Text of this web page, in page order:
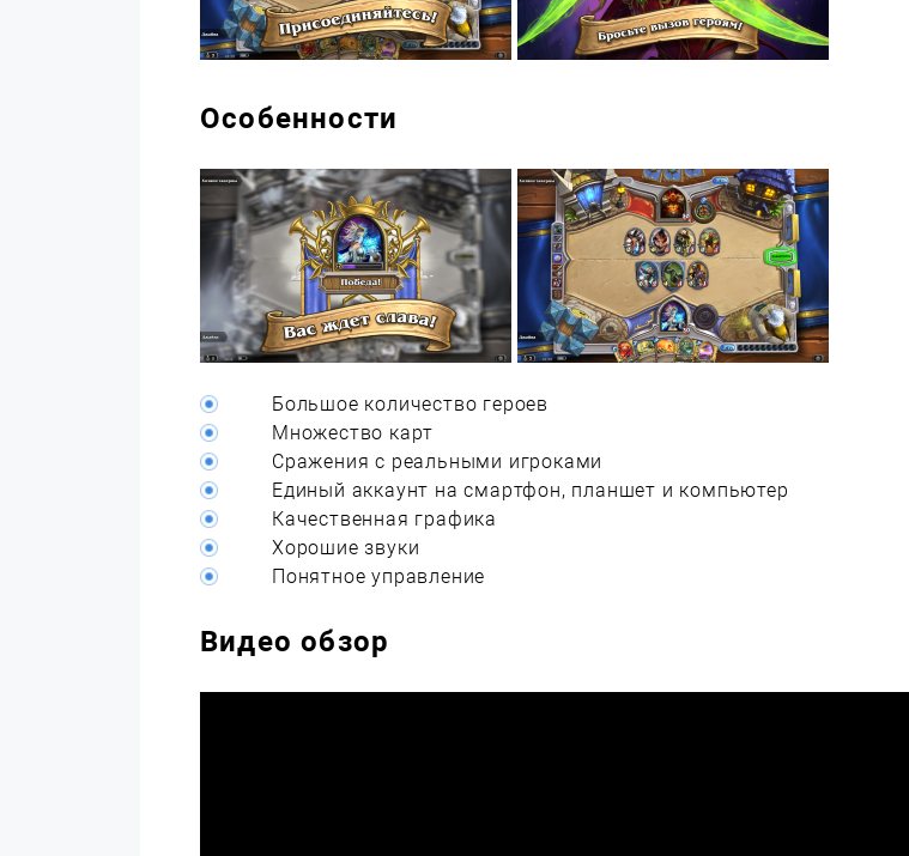
Особенности
Большое количество героев
Множество карт
Сражения с реальными игроками
Единый аккаунт на смартфон, планшет и компьютер
Качественная графика
Хорошие звуки
Понятное управление
Видео обзор